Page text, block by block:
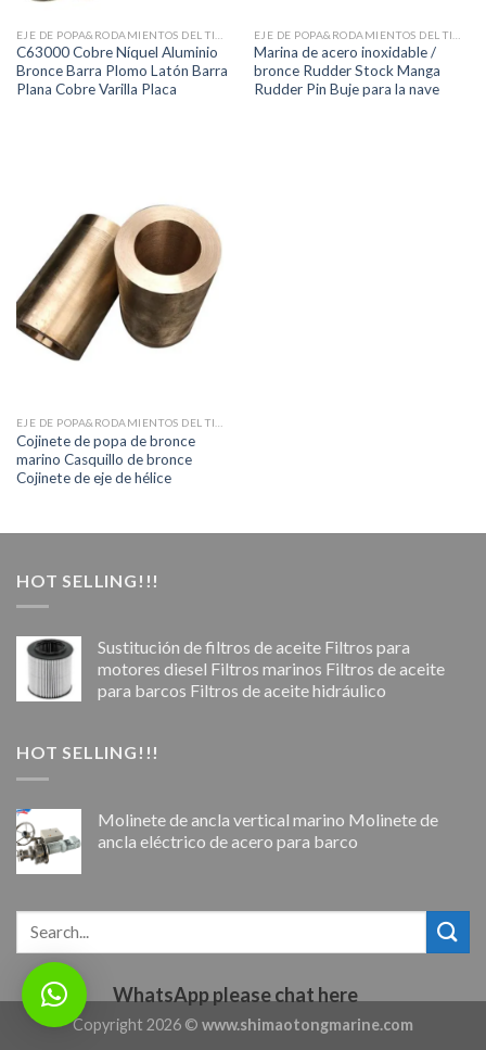
C63000 Cobre Níquel Aluminio
Bronce Barra Plomo Latón Barra
Plana Cobre Varilla Placa
Marina de acero inoxidable /
bronce Rudder Stock Manga
Rudder Pin Buje para la nave
Cojinete de popa de bronce
marino Casquillo de bronce
Cojinete de eje de hélice
HOT SELLING!!!
Sustitución de filtros de aceite Filtros para
motores diesel Filtros marinos Filtros de aceite
para barcos Filtros de aceite hidráulico
HOT SELLING!!!
Molinete de ancla vertical marino Molinete de
ancla eléctrico de acero para barco
Copyright 2026 © www.shimaotongmarine.com
WhatsApp please chat here